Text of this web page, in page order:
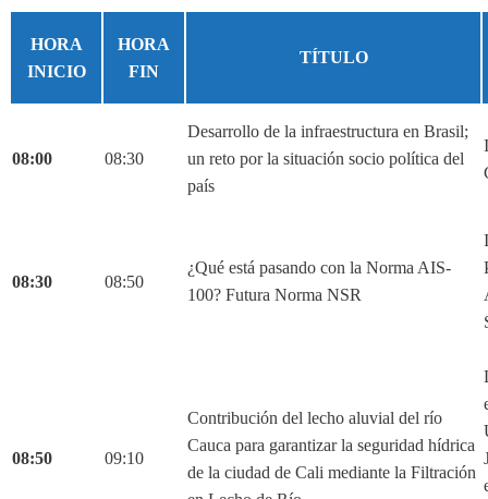
HORA
INICIO
HORA
FIN
TÍTULO
08:00 08:30
Desarrollo de la infraestructura en Brasil;
un reto por la situación socio política del
país
08:30 08:50
¿Qué está pasando con la Norma AIS-
100? Futura Norma NSR
08:50 09:10
Contribución del lecho aluvial del río
Cauca para garantizar la seguridad hídrica
de la ciudad de Cali mediante la Filtración